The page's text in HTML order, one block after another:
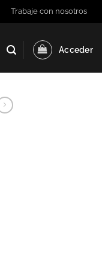
Trabaje con nosotros
Acceder